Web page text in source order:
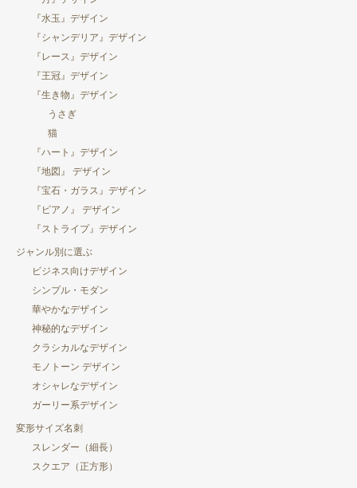
『水玉』デザイン
『シャンデリア』デザイン
『レース』デザイン
『王冠』デザイン
『生き物』デザイン
うさぎ
猫
『ハート』デザイン
『地図』 デザイン
『宝石・ガラス』デザイン
『ピアノ』 デザイン
『ストライプ』デザイン
ジャンル別に選ぶ
ビジネス向けデザイン
シンプル・モダン
華やかなデザイン
神秘的なデザイン
クラシカルなデザイン
モノトーン デザイン
オシャレなデザイン
ガーリー系デザイン
変形サイズ名刺
スレンダー（細長）
スクエア（正方形）